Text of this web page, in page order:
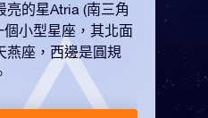
亮的星Atria (南三角
小型星座，其北面
燕座，西邊是圓規